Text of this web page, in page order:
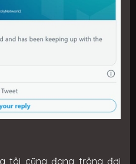
tôi cũng đang trông đợi